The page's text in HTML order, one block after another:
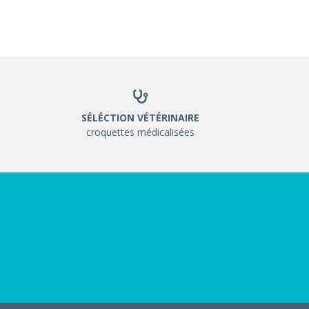
SÉLÉCTION VÉTÉRINAIRE
croquettes médicalisées